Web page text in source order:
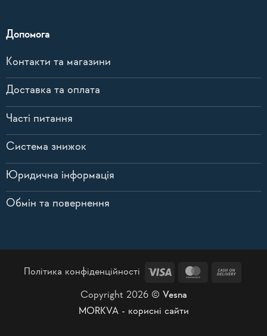
Допомога
Контакти та магазини
Доставка та оплата
Часті питання
Система знижок
Юридична інформація
Обмін та повернення
Політика конфіденційності Visa MasterCard
Copyright 2026 © Vesna
MORKVA - корисні сайти